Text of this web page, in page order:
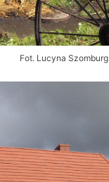
Fot. Lucyna Szomburg